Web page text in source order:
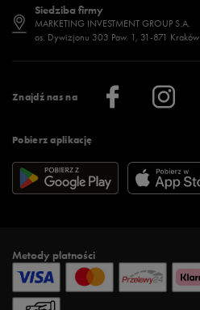
Znajdź nas na
Pobierz aplikację
Regulamin sklepu 50 style
Regulamin aplikacji 50 style
Więcej regulaminów >
Jak wybrać buty na zimę?
Więcej >
Stylizacje damskie
Sklepy stacjonarne
Klub 50 style
Praca
Informacje o firmie
Siedziba firmy
MARKETING INVESTMENT GROUP S.A.
os. Dywizjonu 303 Paw. 1, 31-871 Kraków
Metody płatności